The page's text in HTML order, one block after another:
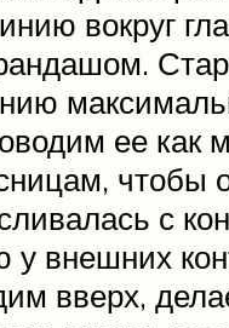
вокруг
ее как
чтобы
с
у внешних
вверх,